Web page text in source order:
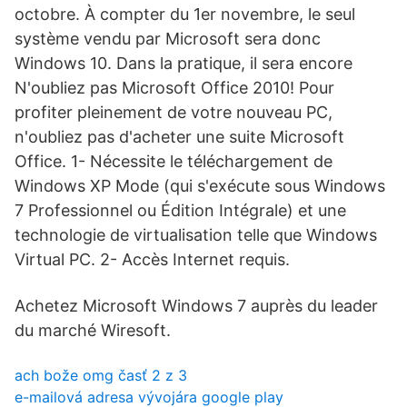
octobre. À compter du 1er novembre, le seul
système vendu par Microsoft sera donc
Windows 10. Dans la pratique, il sera encore
N'oubliez pas Microsoft Office 2010! Pour
profiter pleinement de votre nouveau PC,
n'oubliez pas d'acheter une suite Microsoft
Office. 1- Nécessite le téléchargement de
Windows XP Mode (qui s'exécute sous Windows
7 Professionnel ou Édition Intégrale) et une
technologie de virtualisation telle que Windows
Virtual PC. 2- Accès Internet requis.
Achetez Microsoft Windows 7 auprès du leader
du marché Wiresoft.
ach bože omg časť 2 z 3
e-mailová adresa vývojára google play